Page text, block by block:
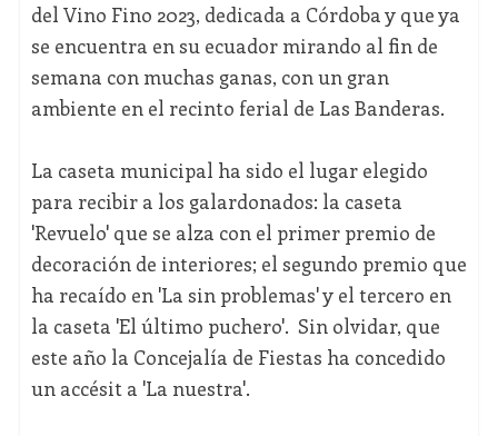
del Vino Fino 2023, dedicada a Córdoba y que ya
se encuentra en su ecuador mirando al fin de
semana con muchas ganas, con un gran
ambiente en el recinto ferial de Las Banderas.
La caseta municipal ha sido el lugar elegido
para recibir a los galardonados: la caseta
'Revuelo' que se alza con el primer premio de
decoración de interiores; el segundo premio que
ha recaído en 'La sin problemas' y el tercero en
la caseta 'El último puchero'. Sin olvidar, que
este año la Concejalía de Fiestas ha concedido
un accésit a 'La nuestra'.